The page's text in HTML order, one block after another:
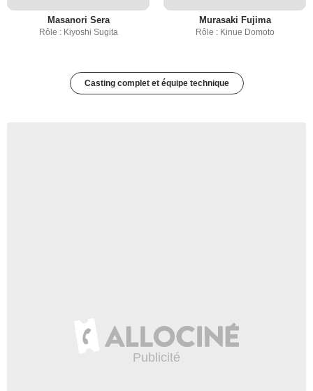
Masanori Sera
Rôle : Kiyoshi Sugita
Murasaki Fujima
Rôle : Kinue Domoto
Casting complet et équipe technique